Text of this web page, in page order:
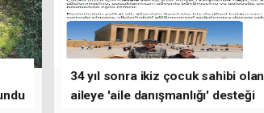
34 yıl sonra ikiz çocuk sahibi olan
aileye 'aile danışmanlığı' desteği